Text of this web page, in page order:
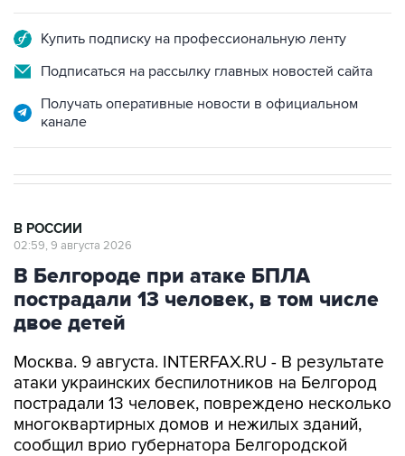
Подписаться на рассылку главных новостей сайта
Получать оперативные новости в официальном
В Белгороде при атаке БПЛА
пострадали 13 человек, в том числе
двое детей
Москва. 9 августа. INTERFAX.RU - В результате
пострадали 13 человек, повреждено несколько
многоквартирных домов и нежилых зданий,
сообщил врио губернатора Белгородской
области Александр Шуваев в ночь на
воскресенье.